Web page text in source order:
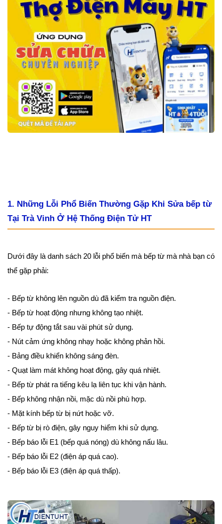
1. Những Lỗi Phổ Biến Thường Gặp Khi Sửa bếp từ
Tại Trà Vinh Ở Hệ Thống Điện Tử HT
Dưới đây là danh sách 20 lỗi phổ biến mà bếp từ mà nhà bạn có
thể gặp phải:
- Bếp từ không lên nguồn dù đã kiểm tra nguồn điện.
- Bếp từ hoạt động nhưng không tạo nhiệt.
- Bếp tự động tắt sau vài phút sử dụng.
- Nút cảm ứng không nhạy hoặc không phản hồi.
- Bảng điều khiển không sáng đèn.
- Quạt làm mát không hoạt động, gây quá nhiệt.
- Bếp từ phát ra tiếng kêu lạ liên tục khi vận hành.
- Bếp không nhận nồi, mặc dù nồi phù hợp.
- Mặt kính bếp từ bị nứt hoặc vỡ.
- Bếp từ bị rò điện, gây nguy hiểm khi sử dụng.
- Bếp báo lỗi E1 (bếp quá nóng) dù không nấu lâu.
- Bếp báo lỗi E2 (điện áp quá cao).
- Bếp báo lỗi E3 (điện áp quá thấp).